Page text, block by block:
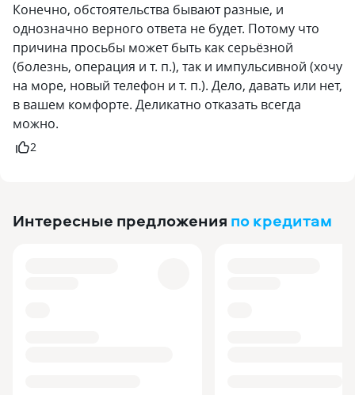
Конечно, обстоятельства бывают разные, и
однозначно верного ответа не будет. Потому что
причина просьбы может быть как серьёзной
(болезнь, операция и т. п.), так и импульсивной (хочу
на море, новый телефон и т. п.). Дело, давать или нет,
в вашем комфорте. Деликатно отказать всегда
можно.
2
Интересные предложения по кредитам